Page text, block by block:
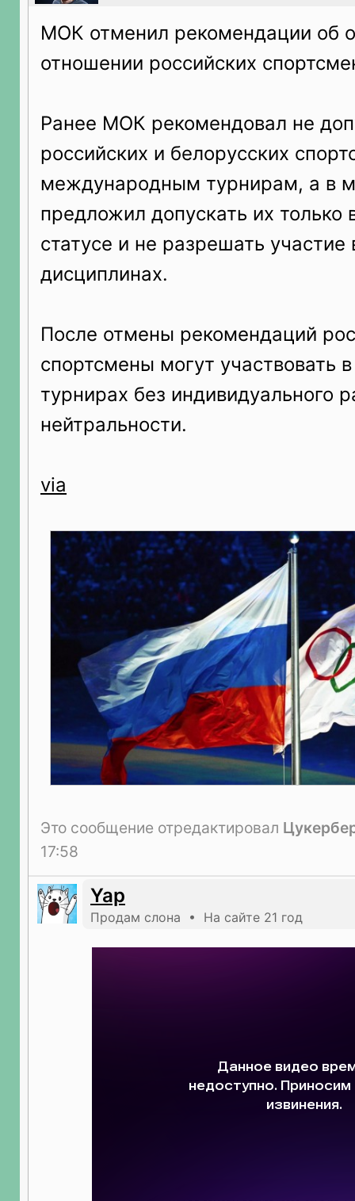
МОК отменил рекомендации об
отношении российских
Ранее МОК рекомендовал не
российских и белорусских
международным турнирам, а в
предложил допускать их только
статусе и не разрешать
дисциплинах.
После отмены рекомендаций
спортсмены могут участвовать
турнирах без индивидуального
нейтральности.
via
Это сообщение отредактировал
17:58
Yap
Продам слона • На сайте 21 год